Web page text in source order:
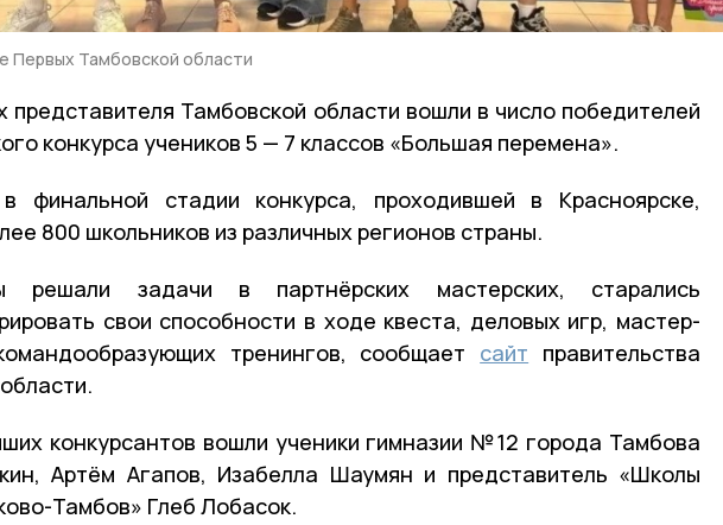
Первых Тамбовской области
представителя Тамбовской области вошли в число победителей
конкурса учеников 5 — 7 классов «Большая перемена».
финальной стадии конкурса, проходившей в Красноярске,
800 школьников из различных регионов страны.
решали задачи в партнёрских мастерских, старались
свои способности в ходе квеста, деловых игр, мастер-
тренингов, сообщает сайт правительства
конкурсантов вошли ученики гимназии №12 города Тамбова
Артём Агапов, Изабелла Шаумян и представитель «Школы
Тамбов» Глеб Лобасок.